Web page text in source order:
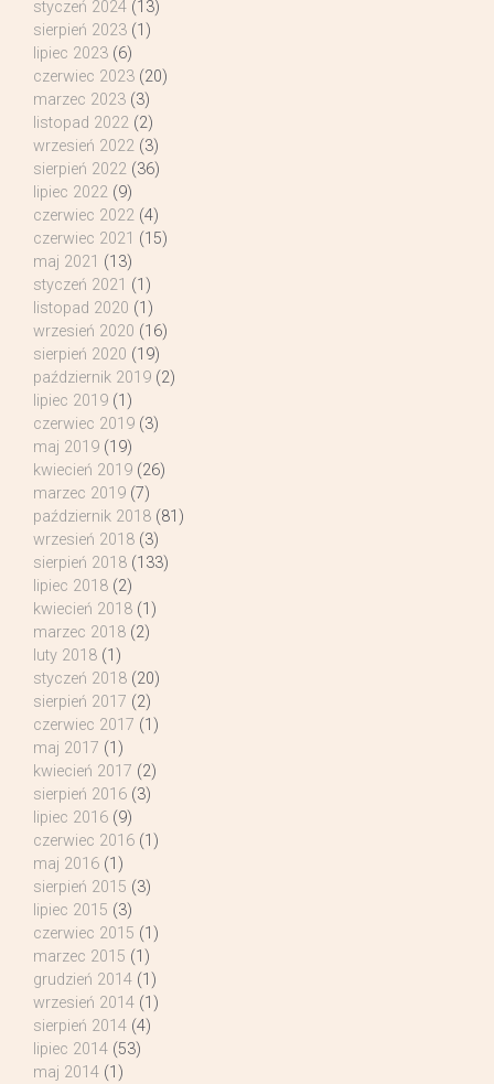
styczeń 2024 (13)
sierpień 2023 (1)
lipiec 2023 (6)
czerwiec 2023 (20)
marzec 2023 (3)
listopad 2022 (2)
wrzesień 2022 (3)
sierpień 2022 (36)
lipiec 2022 (9)
czerwiec 2022 (4)
czerwiec 2021 (15)
maj 2021 (13)
styczeń 2021 (1)
listopad 2020 (1)
wrzesień 2020 (16)
sierpień 2020 (19)
październik 2019 (2)
lipiec 2019 (1)
czerwiec 2019 (3)
maj 2019 (19)
kwiecień 2019 (26)
marzec 2019 (7)
październik 2018 (81)
wrzesień 2018 (3)
sierpień 2018 (133)
lipiec 2018 (2)
kwiecień 2018 (1)
marzec 2018 (2)
luty 2018 (1)
styczeń 2018 (20)
sierpień 2017 (2)
czerwiec 2017 (1)
maj 2017 (1)
kwiecień 2017 (2)
sierpień 2016 (3)
lipiec 2016 (9)
czerwiec 2016 (1)
maj 2016 (1)
sierpień 2015 (3)
lipiec 2015 (3)
czerwiec 2015 (1)
marzec 2015 (1)
grudzień 2014 (1)
wrzesień 2014 (1)
sierpień 2014 (4)
lipiec 2014 (53)
maj 2014 (1)